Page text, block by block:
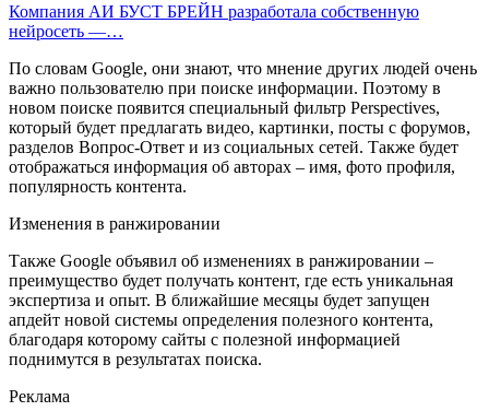
Компания АИ БУСТ БРЕЙН разработала собственную
нейросеть —…
По словам Google, они знают, что мнение других людей очень
важно пользователю при поиске информации. Поэтому в
новом поиске появится специальный фильтр Perspectives,
который будет предлагать видео, картинки, посты с форумов,
разделов Вопрос-Ответ и из социальных сетей. Также будет
отображаться информация об авторах – имя, фото профиля,
популярность контента.
Изменения в ранжировании
Также Google объявил об изменениях в ранжировании –
преимущество будет получать контент, где есть уникальная
экспертиза и опыт. В ближайшие месяцы будет запущен
апдейт новой системы определения полезного контента,
благодаря которому сайты с полезной информацией
поднимутся в результатах поиска.
Реклама